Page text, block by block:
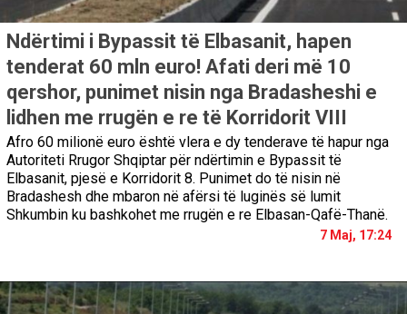
Ndërtimi i Bypassit të Elbasanit, hapen
tenderat 60 mln euro! Afati deri më 10
qershor, punimet nisin nga Bradasheshi e
lidhen me rrugën e re të Korridorit VIII
Afro 60 milionë euro është vlera e dy tenderave të hapur nga
Autoriteti Rrugor Shqiptar për ndërtimin e Bypassit të
Elbasanit, pjesë e Korridorit 8. Punimet do të nisin në
Bradashesh dhe mbaron në afërsi të luginës së lumit
Shkumbin ku bashkohet me rrugën e re Elbasan-Qafë-Thanë.
7 Maj, 17:24